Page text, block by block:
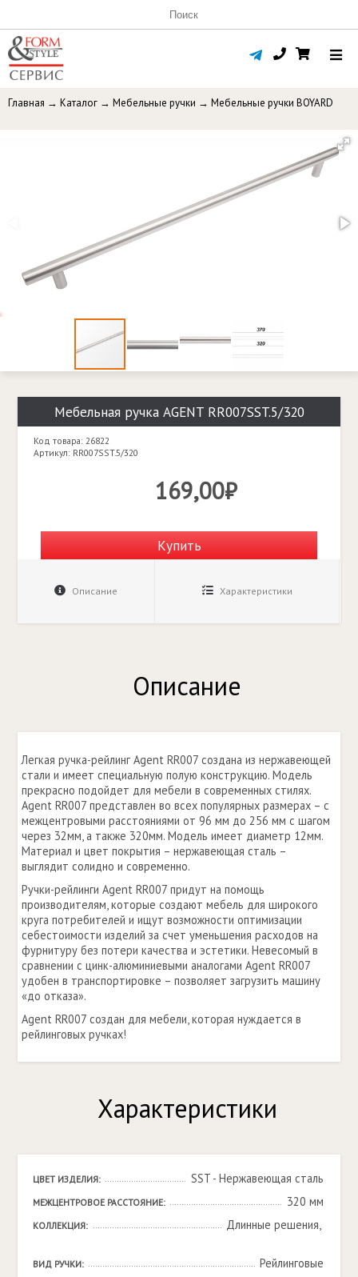
Главная → Каталог → Мебельные ручки → Мебельные ручки BOYARD
Мебельная ручка AGENT RR007SST.5/320
Код товара: 26822
Артикул: RR007SST.5/320
169,00₽
Купить
Описание Характеристики
Описание
Легкая ручка-рейлинг Аgent RR007 создана из нержавеющей
стали и имеет специальную полую конструкцию. Модель
прекрасно подойдет для мебели в современных стилях.
Аgent RR007 представлен во всех популярных размерах – с
межцентровыми расстояниями от 96 мм до 256 мм с шагом
через 32мм, а также 320мм. Модель имеет диаметр 12мм.
Материал и цвет покрытия – нержавеющая сталь –
выглядит солидно и современно.
Ручки-рейлинги Аgent RR007 придут на помощь
производителям, которые создают мебель для широкого
круга потребителей и ищут возможности оптимизации
себестоимости изделий за счет уменьшения расходов на
фурнитуру без потери качества и эстетики. Невесомый в
сравнении с цинк-алюминиевыми аналогами Аgent RR007
удобен в транспортировке – позволяет загрузить машину
«до отказа».
Аgent RR007 создан для мебели, которая нуждается в
рейлинговых ручках!
Характеристики
ЦВЕТ ИЗДЕЛИЯ: SST - Нержавеющая сталь
МЕЖЦЕНТРОВОЕ РАССТОЯНИЕ: 320 мм
КОЛЛЕКЦИЯ: Длинные решения,
ВИД РУЧКИ: Рейлинговые